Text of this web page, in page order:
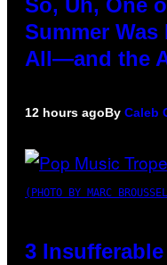
So, Uh, One
Summer Was
All—and the
12 hours agoBy Caleb
(PHOTO BY MARC
3